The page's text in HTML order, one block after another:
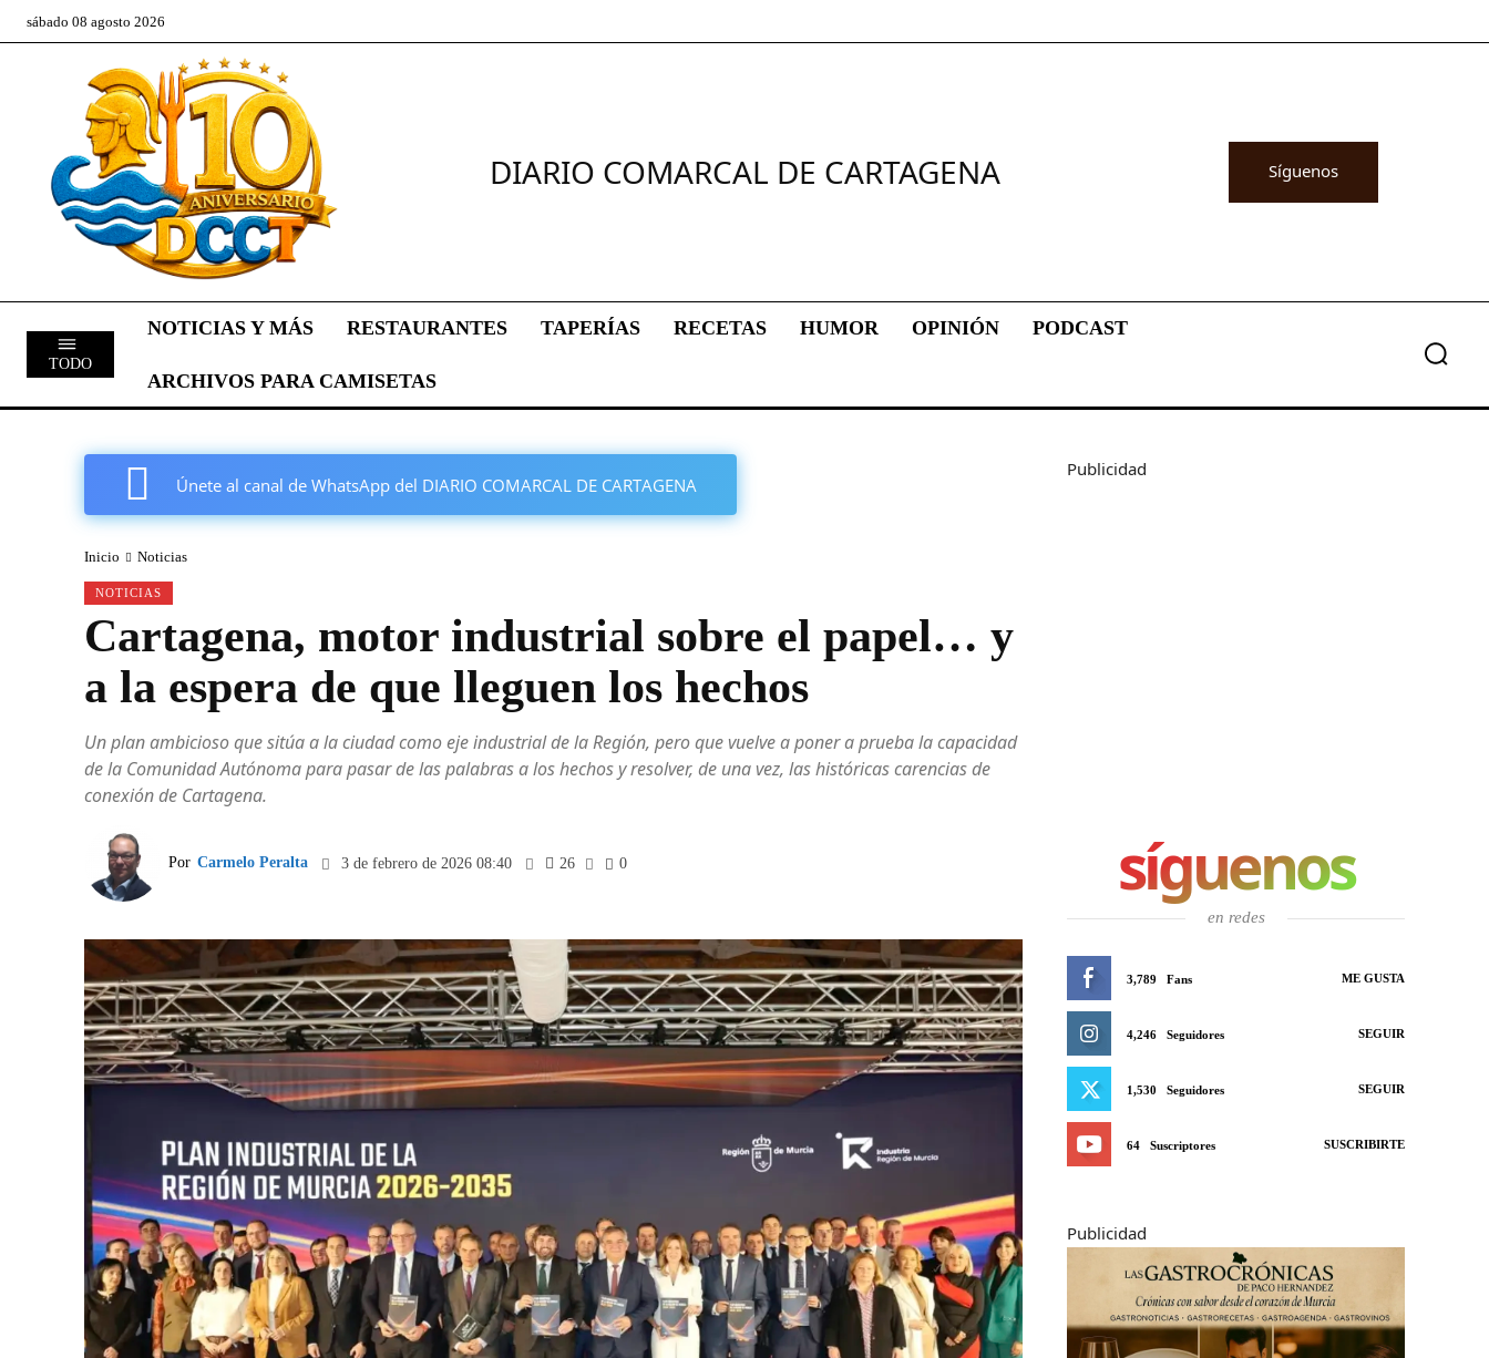
sábado 08 agosto 2026
DIARIO COMARCAL DE CARTAGENA Síguenos
TODO
NOTICIAS Y MÁS RESTAURANTES TAPERÍAS RECETAS HUMOR OPINIÓN PODCAST
ARCHIVOS PARA CAMISETAS
Únete al canal de WhatsApp del DIARIO COMARCAL DE CARTAGENA
Inicio Noticias
NOTICIAS
Cartagena, motor industrial sobre el papel… y
a la espera de que lleguen los hechos
Un plan ambicioso que sitúa a la ciudad como eje industrial de la Región, pero que vuelve a poner a prueba la capacidad
de la Comunidad Autónoma para pasar de las palabras a los hechos y resolver, de una vez, las históricas carencias de
conexión de Cartagena.
Por Carmelo Peralta 3 de febrero de 2026 08:40 26 0
Publicidad
síguenos
en redes
3,789 Fans ME GUSTA
4,246 Seguidores SEGUIR
1,530 Seguidores SEGUIR
64 Suscriptores SUSCRIBIRTE
Publicidad